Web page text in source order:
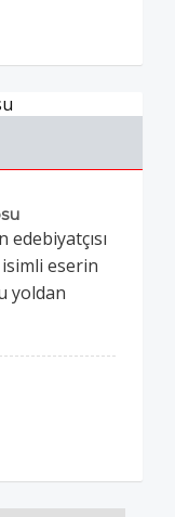
isimli eserin
yoldan